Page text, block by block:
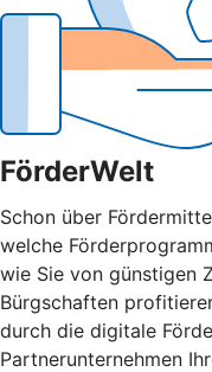
FörderWelt
Schon über
welche
wie Sie von günstigen
Bürgschaften
durch die digitale
Partnerunternehmen